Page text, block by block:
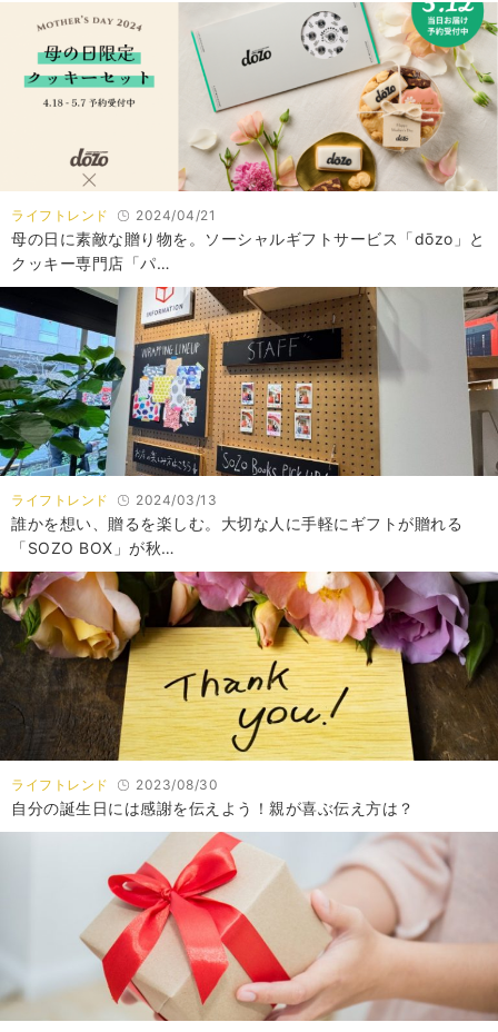
ライフトレンド 2024/04/21
母の日に素敵な贈り物を。ソーシャルギフトサービス「dōzo」と
クッキー専門店「パ…
ライフトレンド 2024/03/13
誰かを想い、贈るを楽しむ。大切な人に手軽にギフトが贈れる
「SOZO BOX」が秋…
ライフトレンド 2023/08/30
自分の誕生日には感謝を伝えよう！親が喜ぶ伝え方は？